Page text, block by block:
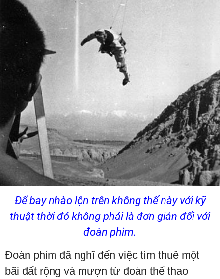
Để bay nhào lộn trên không thế này với kỹ
thuật thời đó không phải là đơn giản đối với
đoàn phim.
Đoàn phim đã nghĩ đến việc tìm thuê một
bãi đất rộng và mượn từ đoàn thể thao